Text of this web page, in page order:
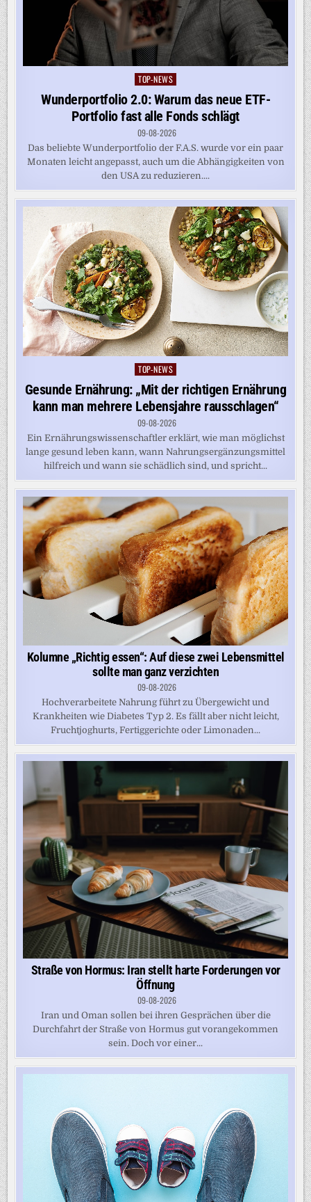
Posted
in
TOP-NEWS
Wunderportfolio 2.0: Warum das neue ETF-
Portfolio fast alle Fonds schlägt
09-08-2026
Das beliebte Wunderportfolio der F.A.S. wurde vor ein paar
Monaten leicht angepasst, auch um die Abhängigkeiten von
den USA zu reduzieren....
Posted
in
TOP-NEWS
Gesunde Ernährung: „Mit der richtigen Ernährung
kann man mehrere Lebensjahre rausschlagen“
09-08-2026
Ein Ernährungswissenschaftler erklärt, wie man möglichst
lange gesund leben kann, wann Nahrungsergänzungsmittel
hilfreich und wann sie schädlich sind, und spricht...
Kolumne „Richtig essen“: Auf diese zwei Lebensmittel
sollte man ganz verzichten
09-08-2026
Hochverarbeitete Nahrung führt zu Übergewicht und
Krankheiten wie Diabetes Typ 2. Es fällt aber nicht leicht,
Fruchtjoghurts, Fertiggerichte oder Limonaden...
Straße von Hormus: Iran stellt harte Forderungen vor
Öffnung
09-08-2026
Iran und Oman sollen bei ihren Gesprächen über die
Durchfahrt der Straße von Hormus gut vorangekommen
sein. Doch vor einer...